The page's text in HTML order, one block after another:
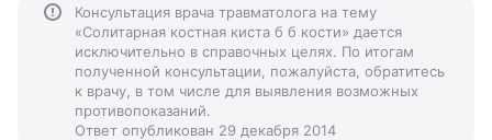
Консультация врача травматолога на тему
«Солитарная костная киста б б кости» дается
исключительно в справочных целях. По итогам
полученной консультации, пожалуйста, обратитесь
к врачу, в том числе для выявления возможных
противопоказаний.
Ответ опубликован 29 декабря 2014